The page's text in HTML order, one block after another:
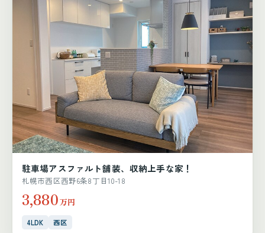
駐車場アスファルト舗装、収納上手な家！
札幌市西区西野6条8丁目10-18
3,880万円
4LDK 西区